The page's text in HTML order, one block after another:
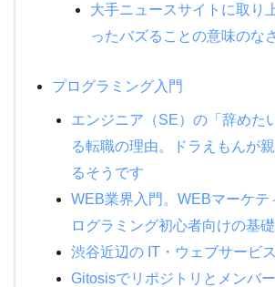
大手ニュースサイトに取り
ったバズることの意味のな
プログラミング入門
エンジニア（SE）の「辞めた
る転職の理由。ドラえもんが
るそうです
WEB業界入門。WEBマーケテ
ログラミング初心者向けの基
渋谷近辺の IT・ウェブサービ
Gitosisでリポジトリとメンバ